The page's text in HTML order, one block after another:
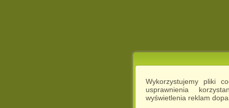
Wykorzystujemy pliki
usprawnienia
wyświetlenia reklam